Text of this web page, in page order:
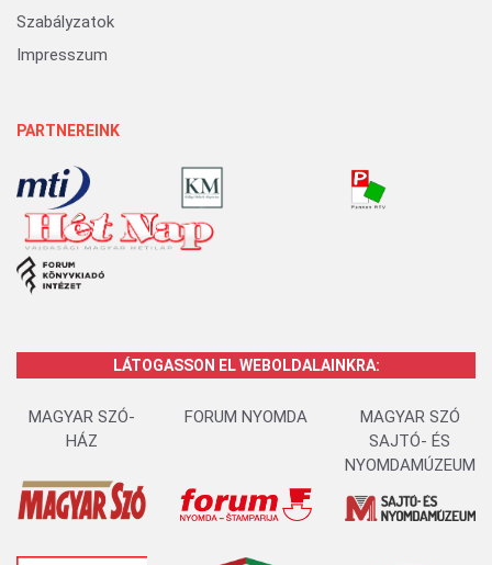
Szabályzatok
Impresszum
PARTNEREINK
LÁTOGASSON EL WEBOLDALAINKRA:
MAGYAR SZÓ-
HÁZ
FORUM NYOMDA
MAGYAR SZÓ
SAJTÓ- ÉS
NYOMDAMÚZEUM